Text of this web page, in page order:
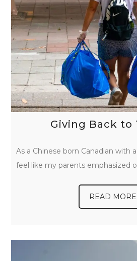
Giving Back to
As a Chinese born Canadian with
feel like my parents emphasized
READ MORE